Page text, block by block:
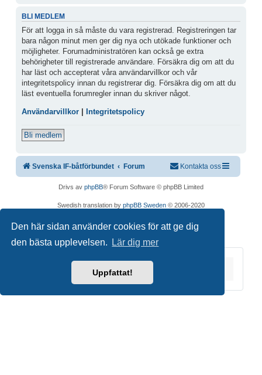
Den här sidan använder cookies för att ge dig
den bästa upplevelsen.
Lär dig mer
Uppfattat!
BLI MEDLEM
För att logga in så måste du vara registrerad. Registreringen tar
bara någon minut men ger dig nya och utökade funktioner och
möjligheter. Forumadministratören kan också ge extra
behörigheter till registrerade användare. Försäkra dig om att du
har läst och accepterat våra användarvillkor och vår
integritetspolicy innan du registrerar dig. Försäkra dig om att du
läst eventuella forumregler innan du skriver något.
Användarvillkor Integritetspolicy
Bli medlem
Svenska IF-båtförbundet Forum Kontakta oss
Drivs av phpBB® Forum Software © phpBB Limited
Swedish translation by phpBB Sweden © 2006-2020
Integritetspolicy | Användarvillkor
Hem Forum